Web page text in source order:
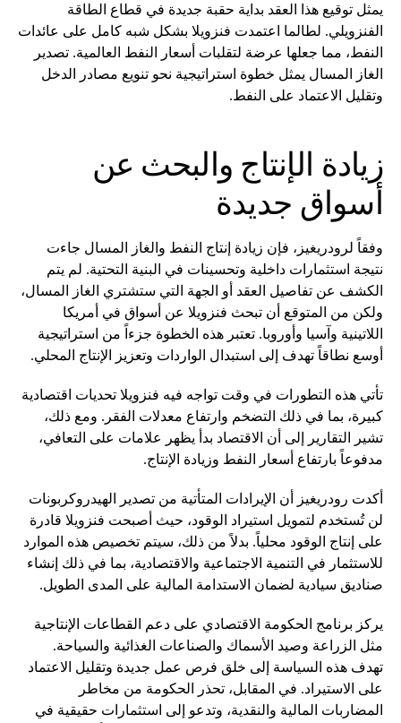
يمثل توقيع هذا العقد بداية حقبة جديدة في قطاع الطاقة
الفنزويلي. لطالما اعتمدت فنزويلا بشكل شبه كامل على عائدات
النفط، مما جعلها عرضة لتقلبات أسعار النفط العالمية. تصدير
الغاز المسال يمثل خطوة استراتيجية نحو تنويع مصادر الدخل
وتقليل الاعتماد على النفط.
زيادة الإنتاج والبحث عن
أسواق جديدة
وفقاً لرودريغيز، فإن زيادة إنتاج النفط والغاز المسال جاءت
نتيجة استثمارات داخلية وتحسينات في البنية التحتية. لم يتم
الكشف عن تفاصيل العقد أو الجهة التي ستشتري الغاز المسال،
ولكن من المتوقع أن تبحث فنزويلا عن أسواق في أمريكا
اللاتينية وآسيا وأوروبا. تعتبر هذه الخطوة جزءاً من استراتيجية
أوسع نطاقاً تهدف إلى استبدال الواردات وتعزيز الإنتاج المحلي.
تأتي هذه التطورات في وقت تواجه فيه فنزويلا تحديات اقتصادية
كبيرة، بما في ذلك التضخم وارتفاع معدلات الفقر. ومع ذلك،
تشير التقارير إلى أن الاقتصاد بدأ يظهر علامات على التعافي،
مدفوعاً بارتفاع أسعار النفط وزيادة الإنتاج.
أكدت رودريغيز أن الإيرادات المتأتية من تصدير الهيدروكربونات
لن تُستخدم لتمويل استيراد الوقود، حيث أصبحت فنزويلا قادرة
على إنتاج الوقود محلياً. بدلاً من ذلك، سيتم تخصيص هذه الموارد
للاستثمار في التنمية الاجتماعية والاقتصادية، بما في ذلك إنشاء
صناديق سيادية لضمان الاستدامة المالية على المدى الطويل.
يركز برنامج الحكومة الاقتصادي على دعم القطاعات الإنتاجية
مثل الزراعة وصيد الأسماك والصناعات الغذائية والسياحة.
تهدف هذه السياسة إلى خلق فرص عمل جديدة وتقليل الاعتماد
على الاستيراد. في المقابل، تحذر الحكومة من مخاطر
المضاربات المالية والنقدية، وتدعو إلى استثمارات حقيقية في